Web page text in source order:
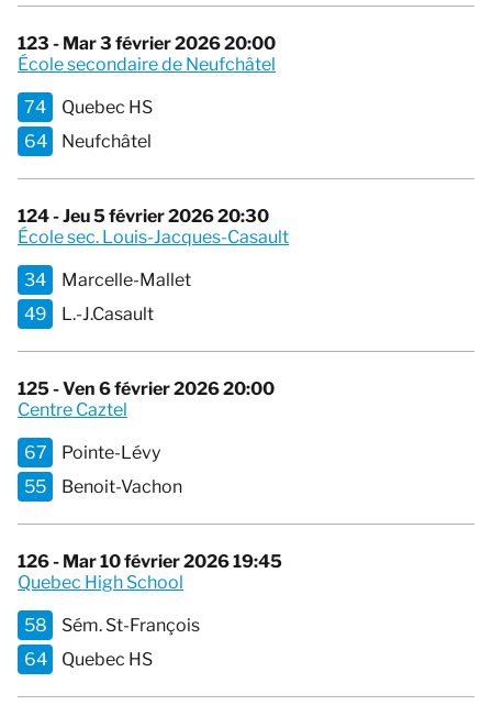
123 - Mar 3 février 2026 20:00
École secondaire de Neufchâtel
74
Quebec HS
64
Neufchâtel
124 - Jeu 5 février 2026 20:30
École sec. Louis-Jacques-Casault
34
Marcelle-Mallet
49
L.-J.Casault
125 - Ven 6 février 2026 20:00
Centre Caztel
67
Pointe-Lévy
55
Benoit-Vachon
126 - Mar 10 février 2026 19:45
Quebec High School
58
Sém. St-François
64
Quebec HS